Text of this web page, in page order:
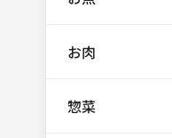
お肉
惣菜